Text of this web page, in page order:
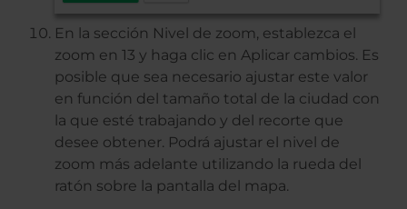
En la sección Nivel de zoom, establezca el
zoom en 13 y haga clic en Aplicar cambios. Es
posible que sea necesario ajustar este valor
en función del tamaño total de la ciudad con
la que esté trabajando y del recorte que
desee obtener. Podrá ajustar el nivel de
zoom más adelante utilizando la rueda del
ratón sobre la pantalla del mapa.